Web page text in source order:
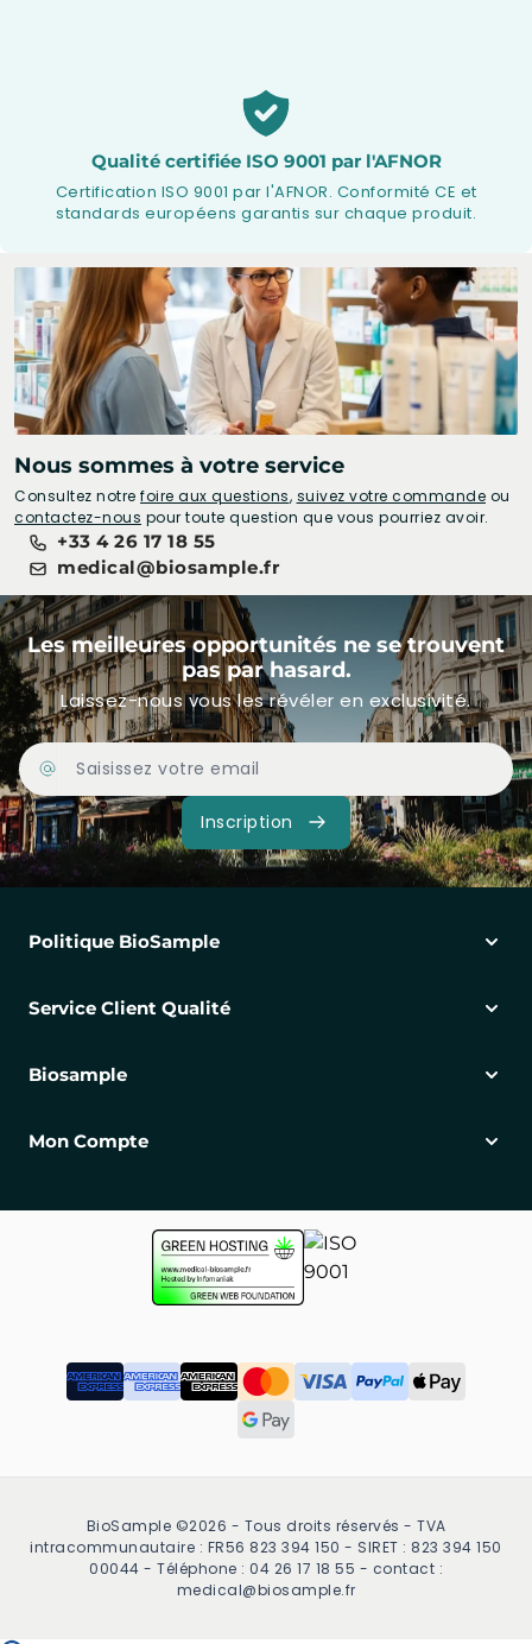
Qualité certifiée ISO 9001 par l'AFNOR
Certification ISO 9001 par l'AFNOR. Conformité CE et
standards européens garantis sur chaque produit.
Nous sommes à votre service
Consultez notre foire aux questions, suivez votre commande ou
contactez-nous pour toute question que vous pourriez avoir.
+33 4 26 17 18 55
medical@biosample.fr
Les meilleures opportunités ne se trouvent
pas par hasard.
Laissez-nous vous les révéler en exclusivité.
Adresse Email
Inscription
Politique BioSample
Service Client Qualité
Biosample
Mon Compte
BioSample ©2026 - Tous droits réservés - TVA
intracommunautaire : FR56 823 394 150 - SIRET : 823 394 150
00044 - Téléphone : 04 26 17 18 55 - contact :
medical@biosample.fr